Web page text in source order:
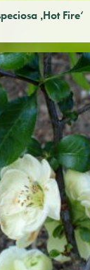
‚Hot Fire‘